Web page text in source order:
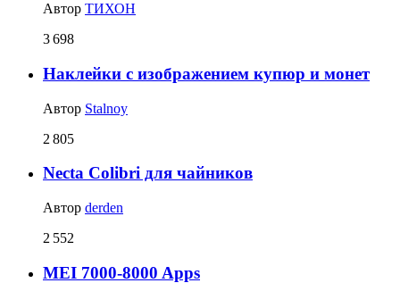
Автор ТИХОН
3 698
Наклейки с изображением купюр и монет
Автор Stalnoy
2 805
Necta Colibri для чайников
Автор derden
2 552
MEI 7000-8000 Apps